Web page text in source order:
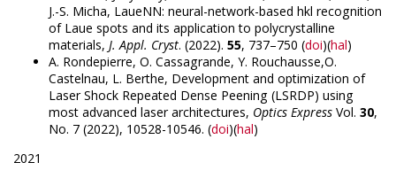
J.-S. Micha, LaueNN: neural-network-based hkl recognition
of Laue spots and its application to polycrystalline
materials, J. Appl. Cryst. (2022). 55, 737–750 (doi)(hal)
A. Rondepierre, O. Cassagrande, Y. Rouchausse,O.
Castelnau, L. Berthe, Development and optimization of
Laser Shock Repeated Dense Peening (LSRDP) using
most advanced laser architectures, Optics Express Vol. 30,
No. 7 (2022), 10528-10546. (doi)(hal)
2021